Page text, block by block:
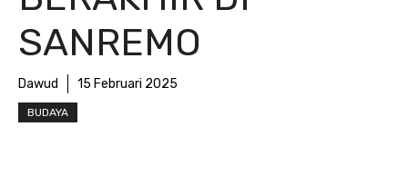
SANREMO
Dawud 15 Februari 2025
BUDAYA